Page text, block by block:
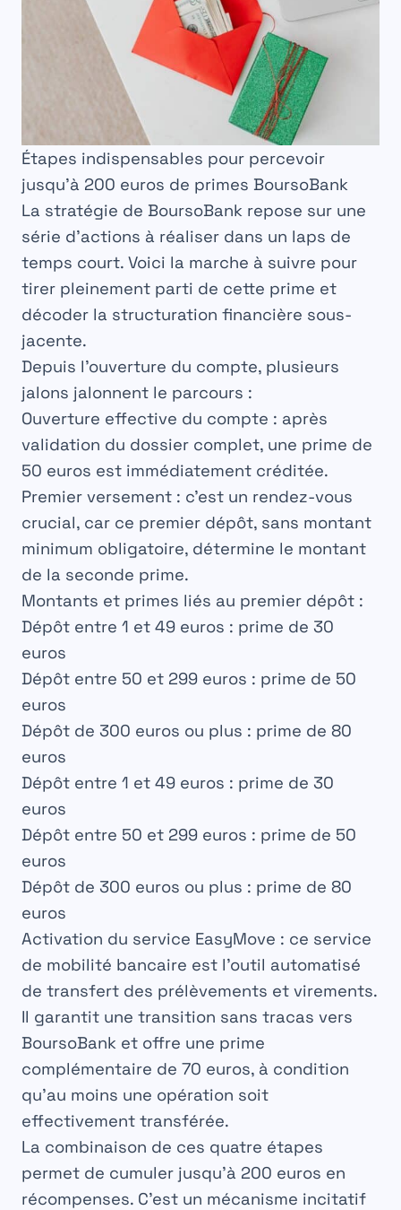
Étapes indispensables pour percevoir
jusqu’à 200 euros de primes BoursoBank
La stratégie de BoursoBank repose sur une
série d’actions à réaliser dans un laps de
temps court. Voici la marche à suivre pour
tirer pleinement parti de cette prime et
décoder la structuration financière sous-
jacente.
Depuis l’ouverture du compte, plusieurs
jalons jalonnent le parcours :
Ouverture effective du compte : après
validation du dossier complet, une prime de
50 euros est immédiatement créditée.
Premier versement : c’est un rendez-vous
crucial, car ce premier dépôt, sans montant
minimum obligatoire, détermine le montant
de la seconde prime.
Montants et primes liés au premier dépôt :
Dépôt entre 1 et 49 euros : prime de 30
euros
Dépôt entre 50 et 299 euros : prime de 50
euros
Dépôt de 300 euros ou plus : prime de 80
euros
Dépôt entre 1 et 49 euros : prime de 30
euros
Dépôt entre 50 et 299 euros : prime de 50
euros
Dépôt de 300 euros ou plus : prime de 80
euros
Activation du service EasyMove : ce service
de mobilité bancaire est l’outil automatisé
de transfert des prélèvements et virements.
Il garantit une transition sans tracas vers
BoursoBank et offre une prime
complémentaire de 70 euros, à condition
qu’au moins une opération soit
effectivement transférée.
La combinaison de ces quatre étapes
permet de cumuler jusqu’à 200 euros en
récompenses. C’est un mécanisme incitatif